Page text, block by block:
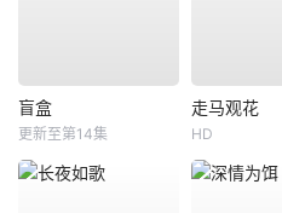
盲盒
更新至第14集
走马观花
HD